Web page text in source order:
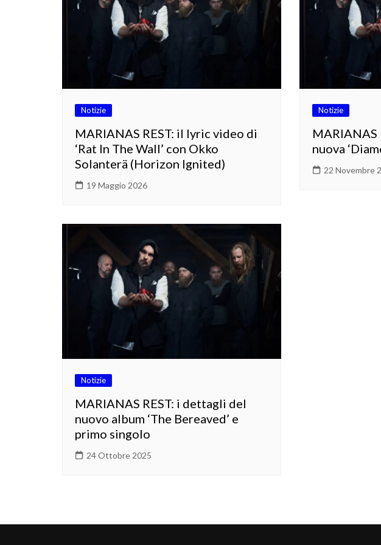
Notizie
MARIANAS REST: il lyric video di
‘Rat In The Wall’ con Okko
Solanterä (Horizon Ignited)
19 Maggio 2026
Notizie
MARIANAS
nuova
22 Novembre
Notizie
MARIANAS REST: i dettagli del
nuovo album ‘The Bereaved’ e
primo singolo
24 Ottobre 2025